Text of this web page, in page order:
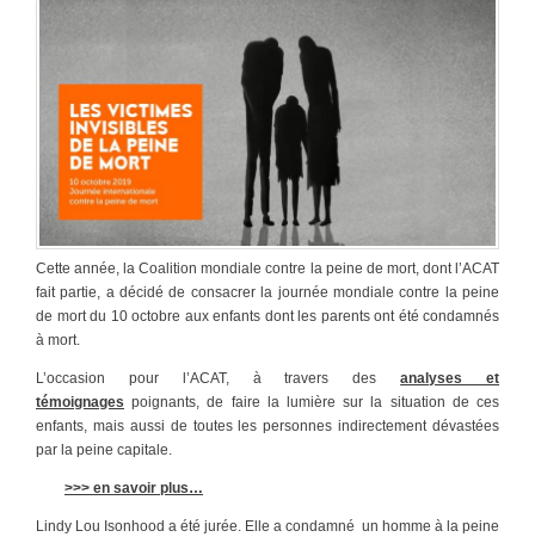
Cette année, la Coalition mondiale contre la peine de mort, dont l’ACAT
fait partie, a décidé de consacrer la journée mondiale contre la peine
de mort du 10 octobre aux enfants dont les parents ont été condamnés
à mort.
L’occasion pour l’ACAT, à travers desanalyses et
témoignages poignants, de faire la lumière sur la situation de ces
enfants, mais aussi de toutes les personnes indirectement dévastées
par la peine capitale.
>>> en savoir plus…
Lindy Lou Isonhood a été jurée. Elle a condamné un homme à la peine